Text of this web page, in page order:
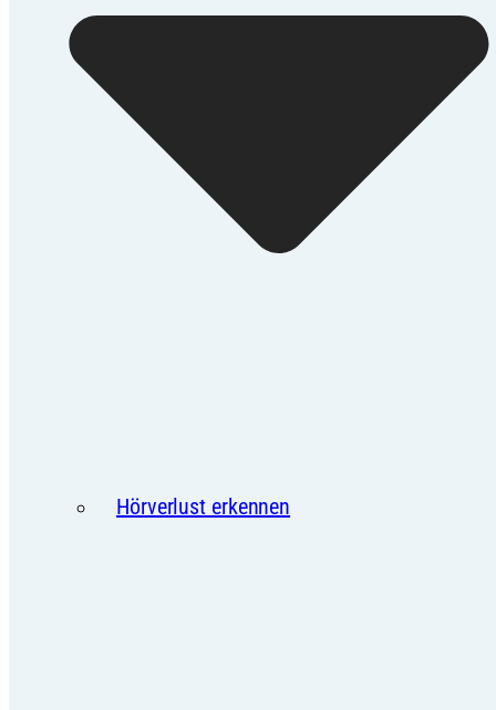
Hörverlust erkennen